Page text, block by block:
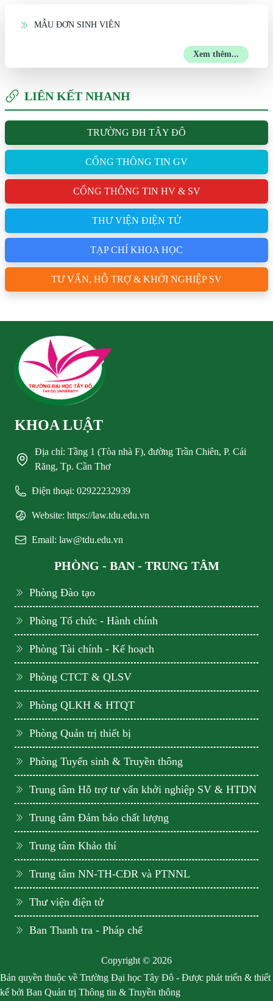
MẪU ĐƠN SINH VIÊN
Xem thêm...
LIÊN KẾT NHANH
TRƯỜNG ĐH TÂY ĐÔ
CỔNG THÔNG TIN GV
CỔNG THÔNG TIN HV & SV
THƯ VIỆN ĐIỆN TỬ
TẠP CHÍ KHOA HỌC
TƯ VẤN, HỖ TRỢ & KHỞI NGHIỆP SV
KHOA LUẬT
Địa chỉ: Tầng 1 (Tòa nhà F), đường Trần Chiên, P. Cái
Răng, Tp. Cần Thơ
Điện thoại: 02922232939
Website: https://law.tdu.edu.vn
Email: law@tdu.edu.vn
PHÒNG - BAN - TRUNG TÂM
Phòng Đào tạo
Phòng Tổ chức - Hành chính
Phòng Tài chính - Kế hoạch
Phòng CTCT & QLSV
Phòng QLKH & HTQT
Phòng Quản trị thiết bị
Phòng Tuyển sinh & Truyền thông
Trung tâm Hỗ trợ tư vấn khởi nghiệp SV & HTDN
Trung tâm Đảm bảo chất lượng
Trung tâm Khảo thí
Trung tâm NN-TH-CĐR và PTNNL
Thư viện điện tử
Ban Thanh tra - Pháp chế
Copyright © 2026
Bản quyền thuộc về Trường Đại học Tây Đô - Được phát triển & thiết
kế bởi Ban Quản trị Thông tin & Truyền thông